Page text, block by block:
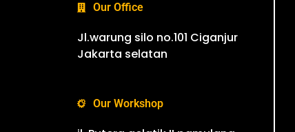
Our Office
Jl.warung silo no.101 Ciganjur
Jakarta selatan
Our Workshop